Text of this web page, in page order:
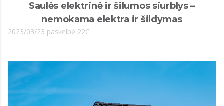
Saulės elektrinė ir šilumos siurblys –
nemokama elektra ir šildymas
2023/03/23 paskelbė 22C